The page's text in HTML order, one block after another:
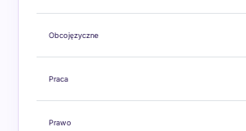
Obcojęzyczne
Praca
Prawo